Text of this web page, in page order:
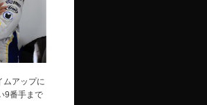
ムアップに
9番手まで